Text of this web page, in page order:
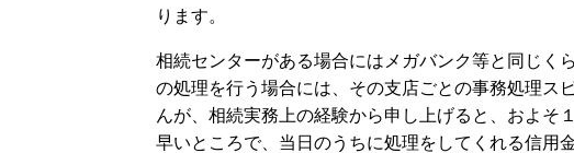
ります。
相続センターがある場合にはメガバンク等と同じく
の処理を行う場合には、その支店ごとの事務処理ス
んが、相続実務上の経験から申し上げると、およそ
早いところで、当日のうちに処理をしてくれる信用